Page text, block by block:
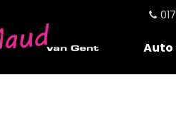
Auto